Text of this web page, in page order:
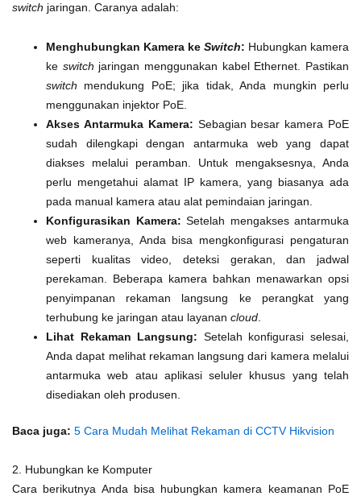
switch jaringan. Caranya adalah:
Menghubungkan Kamera ke Switch: Hubungkan kamera
ke switch jaringan menggunakan kabel Ethernet. Pastikan
switch mendukung PoE; jika tidak, Anda mungkin perlu
menggunakan injektor PoE.
Akses Antarmuka Kamera: Sebagian besar kamera PoE
sudah dilengkapi dengan antarmuka web yang dapat
diakses melalui peramban. Untuk mengaksesnya, Anda
perlu mengetahui alamat IP kamera, yang biasanya ada
pada manual kamera atau alat pemindaian jaringan.
Konfigurasikan Kamera: Setelah mengakses antarmuka
web kameranya, Anda bisa mengkonfigurasi pengaturan
seperti kualitas video, deteksi gerakan, dan jadwal
perekaman. Beberapa kamera bahkan menawarkan opsi
penyimpanan rekaman langsung ke perangkat yang
terhubung ke jaringan atau layanan cloud
Lihat Rekaman Langsung: Setelah konfigurasi selesai,
Anda dapat melihat rekaman langsung dari kamera melalui
antarmuka web atau aplikasi seluler khusus yang telah
disediakan oleh produsen.
Baca juga: 5 Cara Mudah Melihat Rekaman di CCTV Hikvision
2. Hubungkan ke Komputer
Cara berikutnya Anda bisa hubungkan kamera keamanan PoE